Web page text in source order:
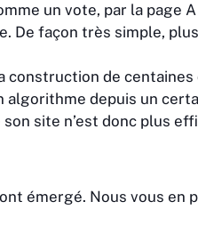
un vote, par la page
De façon très simple,
de centaines
algorithme depuis un
site n’est donc plus
émergé. Nous vous en